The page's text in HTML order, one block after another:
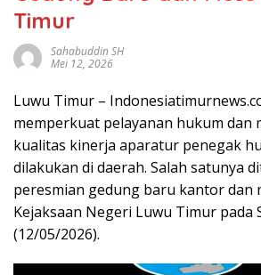
Timur
Sahabuddin SH
Mei 12, 2026
Luwu Timur –
memperkuat pelayanan hukum dan
kualitas kinerja aparatur penegak
dilakukan di daerah. Salah satunya
peresmian gedung baru kantor dan
Kejaksaan Negeri Luwu Timur pada
(12/05/2026).